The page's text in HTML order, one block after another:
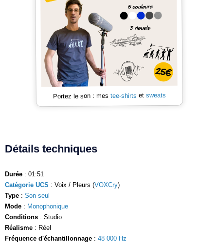
Portez le son : mes tee-shirts et sweats
Détails techniques
Durée : 01:51
Catégorie UCS : Voix / Pleurs (VOXCry)
Type : Son seul
Mode : Monophonique
Conditions : Studio
Réalisme : Réel
Fréquence d'échantillonnage : 48 000 Hz